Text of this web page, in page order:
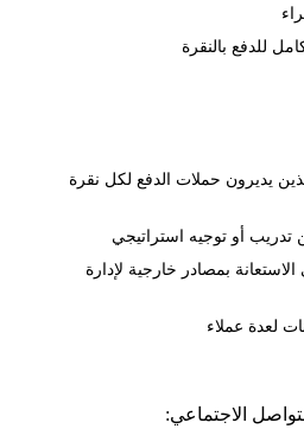
بالنقرة
حملات الدفع لكل نقرة
أو توجيه استراتيجي
بمصادر خارجية لإدارة
عملاء